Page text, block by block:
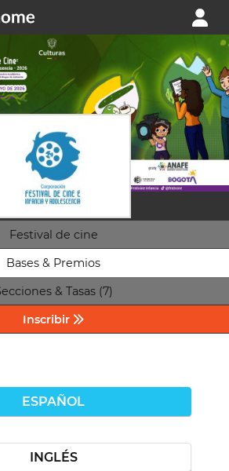
Festival de cine
Bases & Premios
& Tasas (7)
Inscribir
ESPAÑOL
INGLÉS